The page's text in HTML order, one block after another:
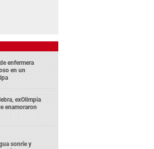
enfermera
en un
exOlimpia
enamoraron
sonríe y